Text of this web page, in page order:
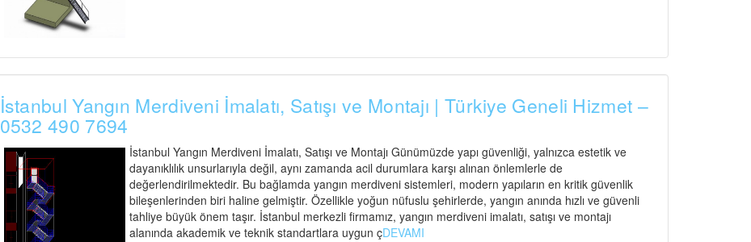
İstanbul Yangın Merdiveni İmalatı, Satışı ve Montajı | Türkiye Geneli Hizmet –
0532 490 7694
İstanbul Yangın Merdiveni İmalatı, Satışı ve Montajı Günümüzde yapı güvenliği, yalnızca estetik ve
dayanıklılık unsurlarıyla değil, aynı zamanda acil durumlara karşı alınan önlemlerle de
değerlendirilmektedir. Bu bağlamda yangın merdiveni sistemleri, modern yapıların en kritik güvenlik
bileşenlerinden biri haline gelmiştir. Özellikle yoğun nüfuslu şehirlerde, yangın anında hızlı ve güvenli
tahliye büyük önem taşır. İstanbul merkezli firmamız, yangın merdiveni imalatı, satışı ve montajı
alanında akademik ve teknik standartlara uygun çDEVAMI